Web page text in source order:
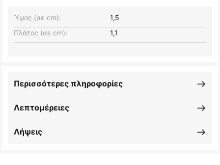
Πλάτος (σε cm): 1,1
Ύψος (σε cm): 1,5
Λεπτομέρειες
Περισσότερες πληροφορίες
Λήψεις